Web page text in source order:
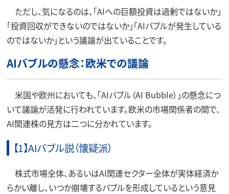
ただし、気になるのは、「AIへの巨額投資は過剰ではないか」
「投資回収ができないのではないか」「AIバブルが発生している
のではないか」という議論が出ていることです。
AIバブルの懸念：欧米での議論
米国や欧州においても、「AIバブル（AI Bubble）」の懸念につ
いて議論が活発に行われています。欧米の市場関係者の間で、
AI関連株の見方は二つに分かれています。
【1】AIバブル説（懐疑派）
株式市場全体、あるいはAI関連セクター全体が実体経済か
らかい離し、いつか崩壊するバブルを形成しているという意見